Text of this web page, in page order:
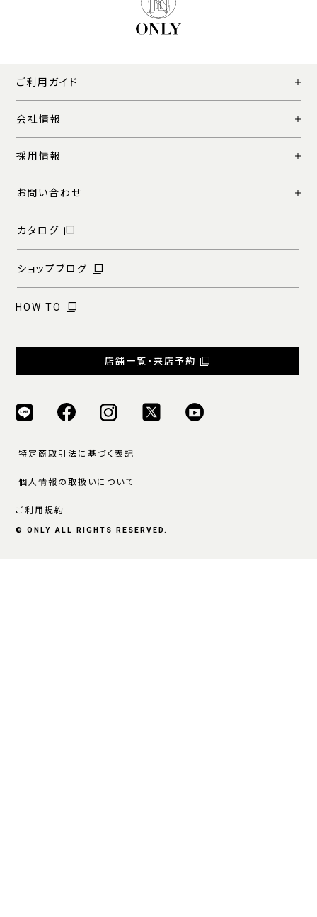
ご利用ガイド
会社情報
採用情報
お問い合わせ
カタログ
ショップブログ
HOW TO
店舗一覧・来店予約
特定商取引法に基づく表記
個人情報の取扱いについて
ご利用規約
© ONLY ALL RIGHTS RESERVED.